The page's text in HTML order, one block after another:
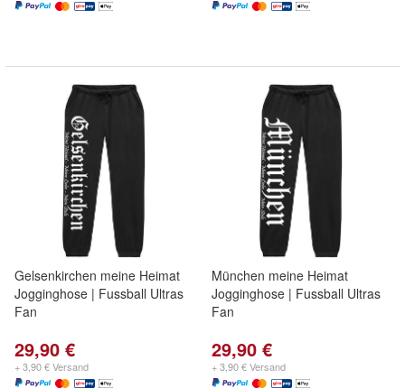
Gelsenkirchen meine Heimat
Jogginghose | Fussball Ultras
Fan
29,90 €
+ 3,90 € Versand
München meine Heimat
Jogginghose | Fussball Ultras
Fan
29,90 €
+ 3,90 € Versand